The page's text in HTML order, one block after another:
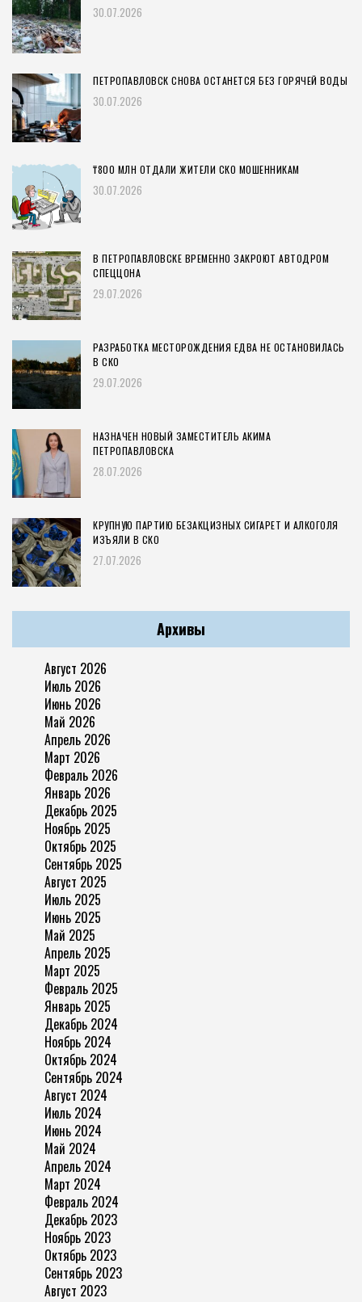
30.07.2026
ПЕТРОПАВЛОВСК СНОВА ОСТАНЕТСЯ БЕЗ ГОРЯЧЕЙ ВОДЫ
30.07.2026
₸800 МЛН ОТДАЛИ ЖИТЕЛИ СКО МОШЕННИКАМ
30.07.2026
В ПЕТРОПАВЛОВСКЕ ВРЕМЕННО ЗАКРОЮТ АВТОДРОМ
СПЕЦЦОНА
29.07.2026
РАЗРАБОТКА МЕСТОРОЖДЕНИЯ ЕДВА НЕ ОСТАНОВИЛАСЬ
В СКО
29.07.2026
НАЗНАЧЕН НОВЫЙ ЗАМЕСТИТЕЛЬ АКИМА
ПЕТРОПАВЛОВСКА
28.07.2026
КРУПНУЮ ПАРТИЮ БЕЗАКЦИЗНЫХ СИГАРЕТ И АЛКОГОЛЯ
ИЗЪЯЛИ В СКО
27.07.2026
Архивы
Август 2026
Июль 2026
Июнь 2026
Май 2026
Апрель 2026
Март 2026
Февраль 2026
Январь 2026
Декабрь 2025
Ноябрь 2025
Октябрь 2025
Сентябрь 2025
Август 2025
Июль 2025
Июнь 2025
Май 2025
Апрель 2025
Март 2025
Февраль 2025
Январь 2025
Декабрь 2024
Ноябрь 2024
Октябрь 2024
Сентябрь 2024
Август 2024
Июль 2024
Июнь 2024
Май 2024
Апрель 2024
Март 2024
Февраль 2024
Декабрь 2023
Ноябрь 2023
Октябрь 2023
Сентябрь 2023
Август 2023